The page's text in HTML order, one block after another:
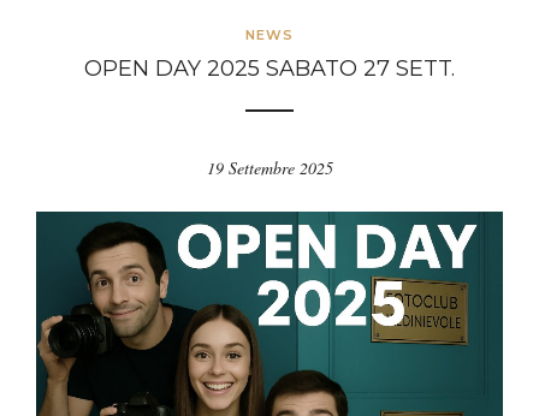
NEWS
OPEN DAY 2025 SABATO 27 SETT.
19 Settembre 2025